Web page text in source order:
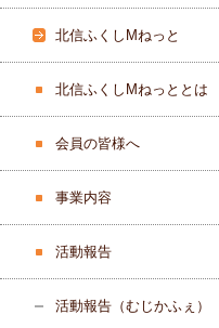
北信ふくしMねっと
北信ふくしMねっととは
会員の皆様へ
事業内容
活動報告
活動報告（むじかふぇ）